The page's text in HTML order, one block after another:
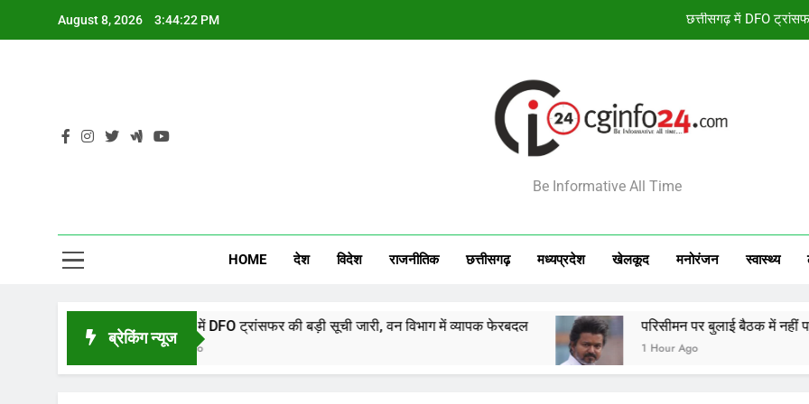
August 8, 2026 3:44:23 PM परिसीमन पर बुलाई बैठक में नहीं पहुंचे
छत्तीसगढ़ में DFO
परिसीमन पर बुलाई बैठक में नहीं पहुंचे 37
Be Informative All Time
HOME देश विदेश राजनीतिक छत्तीसगढ़ मध्‍यप्रदेश खेलकूद मनोरंजन स्‍वास्‍थ्‍य
ब्रेकिंग न्यूज
छत्तीसगढ़ में DFO ट्रांसफर की बड़ी सूची जारी, वन विभाग में व्यापक फेरबदल
1 Hour Ago
परिसीमन पर बुलाई बैठक में नहीं पहुंचे 37 सांसद,
1 Hour Ago